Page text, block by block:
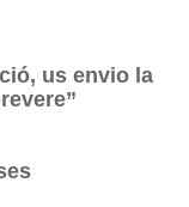
us envio la